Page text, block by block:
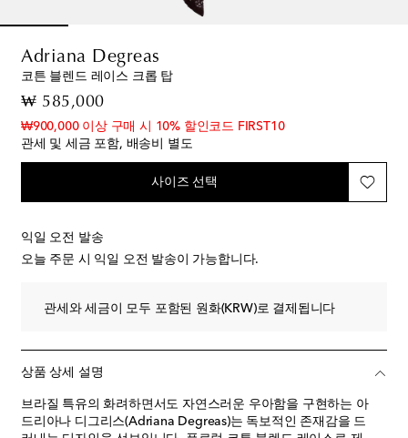
Adriana Degreas
코튼 블렌드 레이스 크롭 탑
₩ 585,000original price
₩900,000 이상 구매 시 10% 할인코드 FIRST10
관세 및 세금 포함, 배송비 별도
사이즈 선택
익일 오전 발송
오늘 주문 시 익일 오전 발송이 가능합니다.
관세와 세금이 모두 포함된 원화(KRW)로 결제됩니다
상품 상세 설명
브라질 특유의 화려하면서도 자연스러운 우아함을 구현하는 아
드리아나 디그리스(Adriana Degreas)는 독보적인 존재감을 드